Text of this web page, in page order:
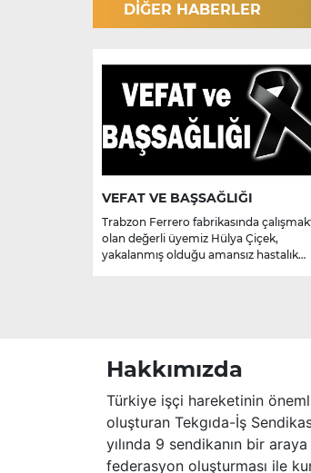
DİĞER HABERLER
VEFAT VE BAŞSAĞLIĞI
Trabzon Ferrero fabrikasında
olan değerli üyemiz Hülya Çiçek,
yakalanmış olduğu amansız hastalık
Hakkımızda
Türkiye işçi hareketinin
oluşturan Tekgıda-İş
yılında 9 sendikanın bir
federasyon oluşturması ile